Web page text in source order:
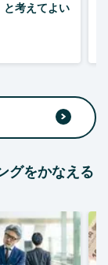
と考えてよい
グをかなえる